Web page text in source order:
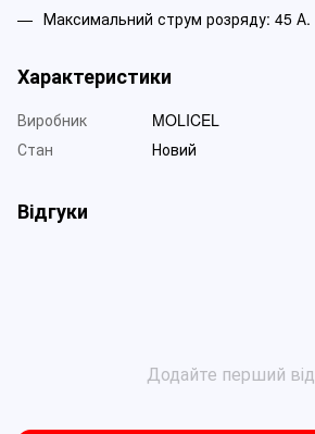
Максимальний струм розряду: 45 А.
Характеристики
Виробник
MOLICEL
Стан
Новий
Відгуки
Додайте перший